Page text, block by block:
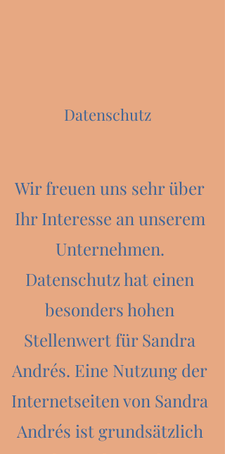
Datenschutz
Wir freuen uns sehr über
Ihr Interesse an unserem
Unternehmen.
Datenschutz hat einen
besonders hohen
Stellenwert für Sandra
Andrés. Eine Nutzung der
Internetseiten von Sandra
Andrés ist grundsätzlich